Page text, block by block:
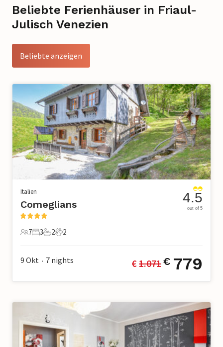
Beliebte Ferienhäuser in Friaul-
Julisch Venezien
Beliebte anzeigen
Italien
Comeglians
7 Gäste
7
3 Schlafzimmer
3
2 Badezimmer
2
2 Haustiere
2
4.5
out of 5
9 Okt • 7 nights € 1.071€ 779